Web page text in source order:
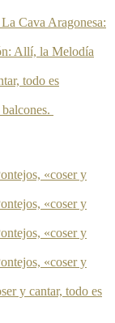
Cava Aragonesa:
Allí, la Melodía
todo es
«coser y
«coser y
«coser y
«coser y
y cantar, todo es